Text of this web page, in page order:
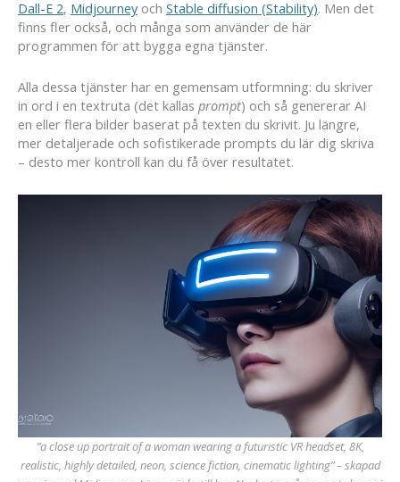
Dall-E 2, Midjourneyoch Stable diffusion (Stability). Men det
finns fler också, och många som använder de här
programmen för att bygga egna tjänster.
Alla dessa tjänster har en gemensam utformning: du skriver
in ord i en textruta (det kallas prompt) och så genererar AI
en eller flera bilder baserat på texten du skrivit. Ju längre,
mer detaljerade och sofistikerade prompts du lär dig skriva
– desto mer kontroll kan du få över resultatet.
”a close up portrait of a woman wearing a futuristic VR headset, 8K,
realistic, highly detailed, neon, science fiction, cinematic lighting” – skapad